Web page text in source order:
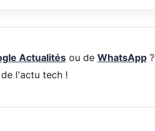
Actualitésou de WhatsApp?
l'actu tech !